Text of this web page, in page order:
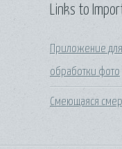
Links to
Приложение
обработки фото
Смеющаяся